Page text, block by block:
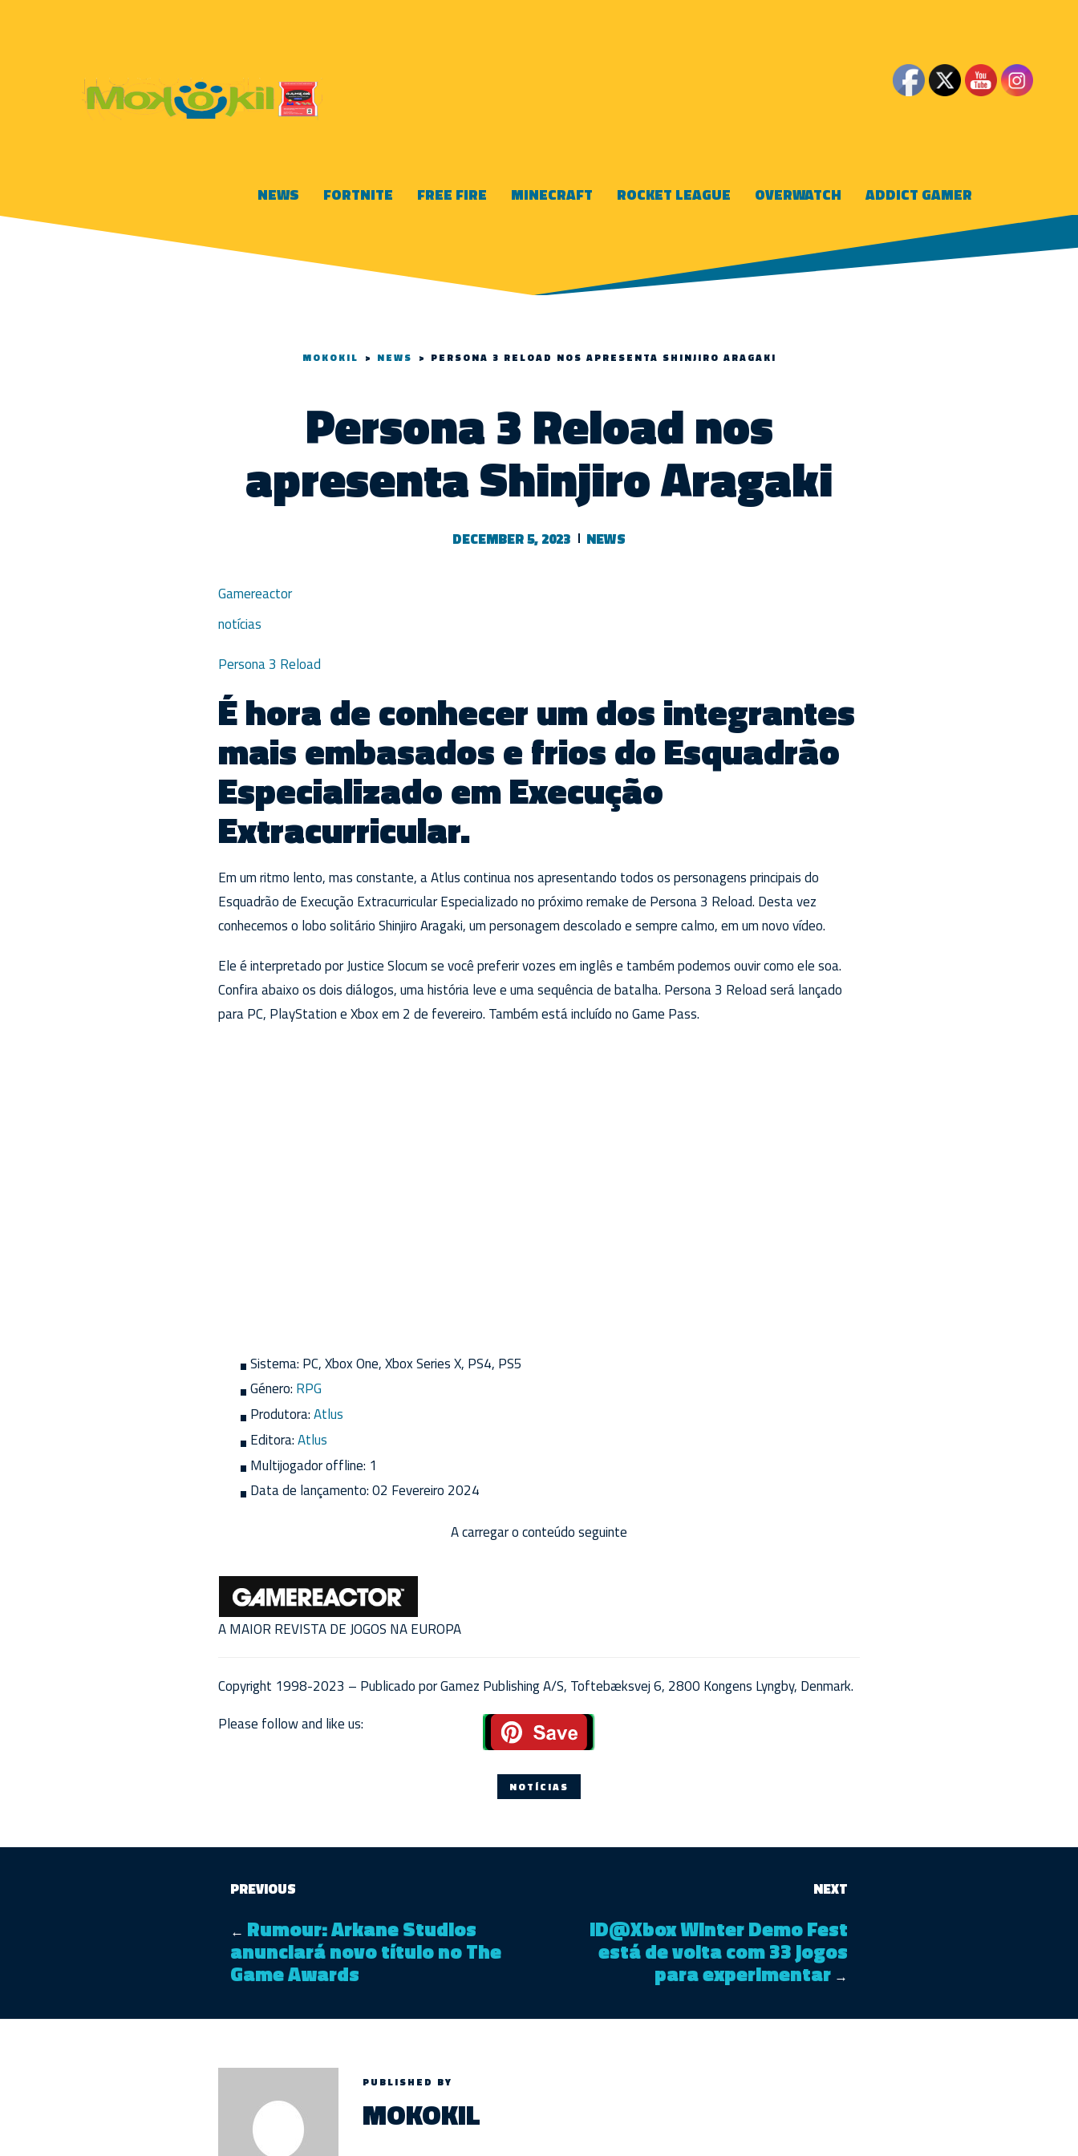
NEWS FORTNITE FREE FIRE MINECRAFT ROCKET LEAGUE OVERWATCH ADDICT GAMER
MOKOKIL > NEWS > PERSONA 3 RELOAD NOS APRESENTA SHINJIRO ARAGAKI
Persona 3 Reload nos
apresenta Shinjiro Aragaki
DECEMBER 5, 2023 NEWS
Gamereactor
notícias
Persona 3 Reload
É hora de conhecer um dos integrantes
mais embasados e frios do Esquadrão
Especializado em Execução
Extracurricular.
Em um ritmo lento, mas constante, a Atlus continua nos apresentando todos os personagens principais do
Esquadrão de Execução Extracurricular Especializado no próximo remake de Persona 3 Reload. Desta vez
conhecemos o lobo solitário Shinjiro Aragaki, um personagem descolado e sempre calmo, em um novo vídeo.
Ele é interpretado por Justice Slocum se você preferir vozes em inglês e também podemos ouvir como ele soa.
Confira abaixo os dois diálogos, uma história leve e uma sequência de batalha. Persona 3 Reload será lançado
para PC, PlayStation e Xbox em 2 de fevereiro. Também está incluído no Game Pass.
Sistema: PC, Xbox One, Xbox Series X, PS4, PS5
Género: RPG
Produtora:Atlus
Editora:Atlus
Multijogador offline: 1
Data de lançamento:02 Fevereiro 2024
A carregar o conteúdo seguinte
A MAIOR REVISTA DE JOGOS NA EUROPA
Copyright 1998-2023 – Publicado por Gamez Publishing A/S, Toftebæksvej 6, 2800 Kongens Lyngby, Denmark.
Please follow and like us:
NOTÍCIAS
PREVIOUS
← Rumour: Arkane Studios
anunciará novo título no The
Game Awards
NEXT
ID@Xbox Winter Demo Fest
está de volta com 33 jogos
para experimentar →
PUBLISHED BY
MOKOKIL